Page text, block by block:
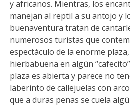
y africanos. Mientras, los
manejan al reptil a su antojo y
buenaventura tratan de
numerosos turistas que
espectáculo de la enorme
hierbabuena en algún
plaza es abierta y parece no
laberinto de callejuelas con
que a duras penas se cuela